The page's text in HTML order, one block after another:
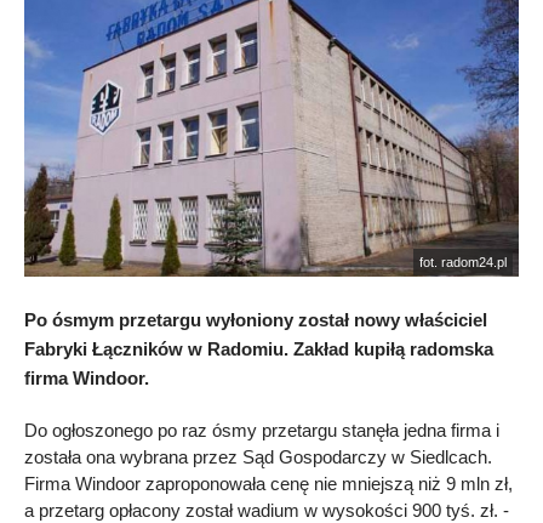
fot. radom24.pl
Po ósmym przetargu wyłoniony został nowy właściciel
Fabryki Łączników w Radomiu. Zakład kupiłą radomska
firma Windoor.
Do ogłoszonego po raz ósmy przetargu stanęła jedna firma i
została ona wybrana przez Sąd Gospodarczy w Siedlcach.
Firma Windoor zaproponowała cenę nie mniejszą niż 9 mln zł,
a przetarg opłacony został wadium w wysokości 900 tyś. zł. -